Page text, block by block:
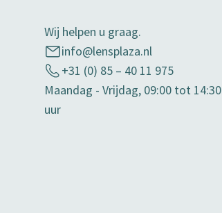
Wij helpen u graag.
info@lensplaza.nl
+31 (0) 85 – 40 11 975
Maandag - Vrijdag, 09:00 tot 14:30
uur